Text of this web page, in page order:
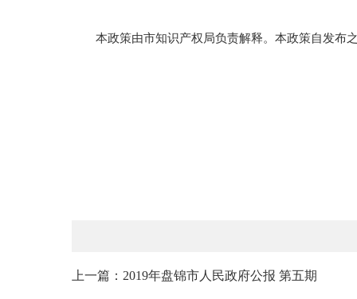
本政策由市知识产权局负责解释。本政策自发布
上一篇：2019年盘锦市人民政府公报 第五期